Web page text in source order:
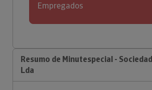
Empregados
Resumo de Minutespecial -
Lda